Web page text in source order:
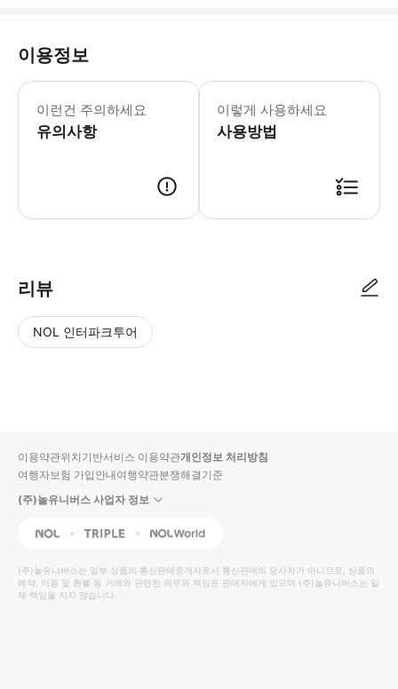
이용정보
이런건 주의하세요
유의사항
·저희 코스는 반드시 방문하시는 인원
이렇게 사용하세요
사용방법
리뷰
NOL 인터파크투어
입니
다.
높
은
순
동
영
상
순
상
이용약관위치기반서비스 이용약관개인정보 처리방침
여행자보험 가입안내여행약관분쟁해결기준
(주)놀유니버스 사업자 정보
NOL Triple Interpark Global
(주)놀유니버스는 일부 상품의 통신판매중개자로서 통신판매의 당사자가 아니므로, 상품의
예약, 이용 및 환불 등 거래와 관련된 의무와 책임은 판매자에게 있으며 (주)놀유니버스는 일
체 책임을 지지 않습니다.